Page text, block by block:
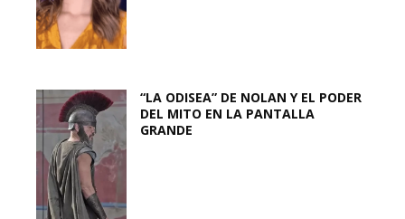
“LA ODISEA” DE NOLAN Y EL PODER
DEL MITO EN LA PANTALLA
GRANDE